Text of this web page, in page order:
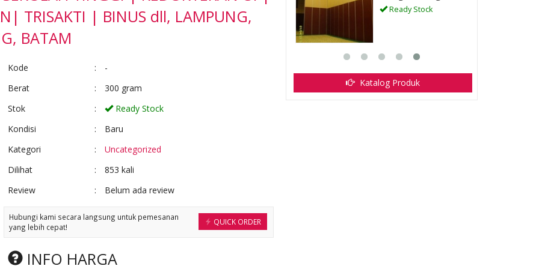
TRISAKTI | BINUS dll, LAMPUNG,
BATAM
Kode :
-
Berat
:
300 gram
Stok
:
Ready Stock
Kondisi
:
Baru
Kategori
:
Uncategorized
Dilihat
:
853 kali
Review
: Belum ada review
QUICK ORDER
Hubungi kami secara langsung untuk pemesanan
yang lebih cepat!
INFO HARGA
Ready Stock Ready Stock Ready Stock
Katalog Produk